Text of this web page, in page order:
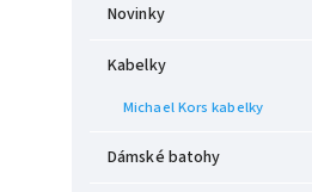
Novinky
Kabelky
Michael Kors kabelky
Dámské batohy